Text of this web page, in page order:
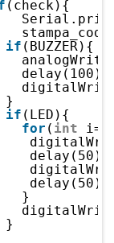
if (BUZZER){
delay(100);
}
if (LED){
for ( int
delay(50);
delay(50);
}
}